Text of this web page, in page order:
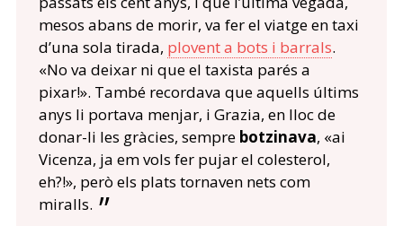
mesos abans de morir, va fer el viatge en taxi
d’una sola tirada, plovent a bots i barrals.
«No va deixar ni que el taxista parés a
pixar!». També recordava que aquells últims
anys li portava menjar, i Grazia, en lloc de
donar-li les gràcies, sempre botzinava, «ai
Vicenza, ja em vols fer pujar el colesterol,
eh?!», però els plats tornaven nets com
miralls.